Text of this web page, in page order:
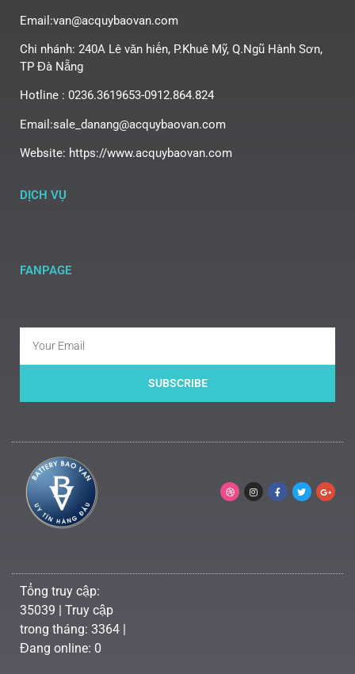
Email:van@acquybaovan.com
Chi nhánh: 240A Lê văn hiến, P.Khuê Mỹ, Q.Ngũ Hành Sơn,
TP Đà Nẵng
Hotline : 0236.3619653-0912.864.824
Email:sale_danang@acquybaovan.com
Website: https://www.acquybaovan.com
DỊCH VỤ
FANPAGE
SUBSCRIBE
Tổng truy cập:
35039 | Truy cập
trong tháng: 3364 |
Đang online: 0